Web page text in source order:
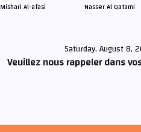
Mishari Al-afasi Nasser Al Qatami
Saturday, August 8,
Veuillez nous rappeler dans